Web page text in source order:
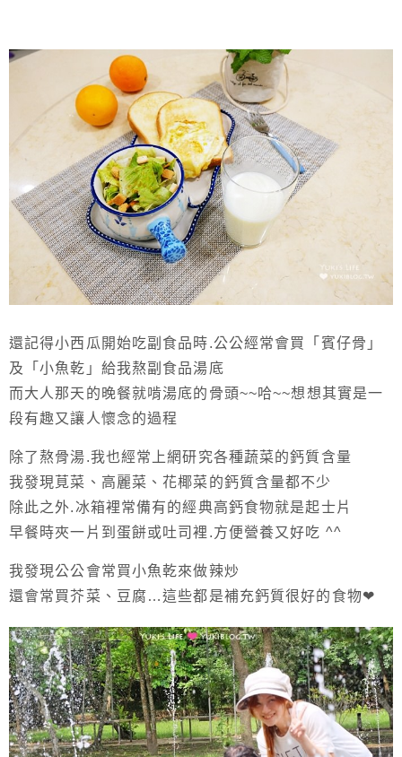
還記得小西瓜開始吃副食品時.公公經常會買「賓仔骨」
及「小魚乾」給我熬副食品湯底
而大人那天的晚餐就啃湯底的骨頭~~哈~~想想其實是一
段有趣又讓人懷念的過程
除了熬骨湯.我也經常上網研究各種蔬菜的鈣質含量
我發現莧菜、高麗菜、花椰菜的鈣質含量都不少
除此之外.冰箱裡常備有的經典高鈣食物就是起士片
早餐時夾一片到蛋餅或吐司裡.方便營養又好吃 ^^
我發現公公會常買小魚乾來做辣炒
還會常買芥菜、豆腐…這些都是補充鈣質很好的食物❤